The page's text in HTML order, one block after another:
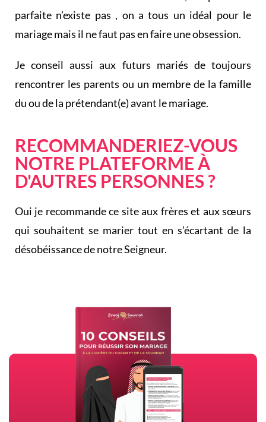
parfaite n’existe pas , on a tous un idéal pour le
mariage mais il ne faut pas en faire une obsession.
Je conseil aussi aux futurs mariés de toujours
rencontrer les parents ou un membre de la famille
du ou de la prétendant(e) avant le mariage.
RECOMMANDERIEZ-VOUS
NOTRE PLATEFORME À
D'AUTRES PERSONNES ?
Oui je recommande ce site aux frères et aux sœurs
qui souhaitent se marier tout en s’écartant de la
désobéissance de notre Seigneur.